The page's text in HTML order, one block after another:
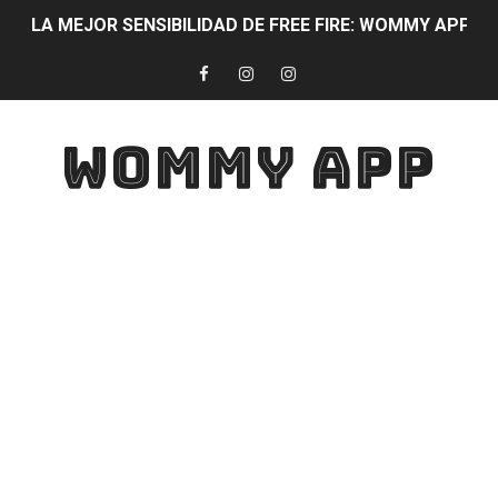
LA MEJOR SENSIBILIDAD DE FREE FIRE: WOMMY APP
DIAMANTES Free Fire 100% CON WOMMY APP
LA APLICACIÓN QUE TODO JUGADOR DEBE USAR:
WOMMY APP